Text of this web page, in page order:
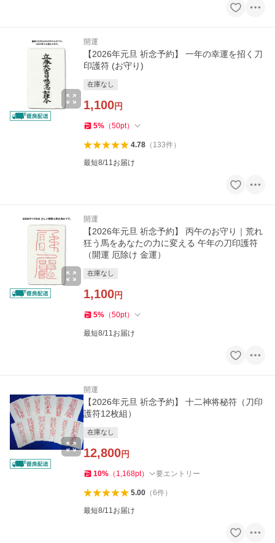
開運
【2026年元旦 祈念予約】 一年の幸運を招く刀
印護符 (お守り)
在庫なし
1,100円
5% （50pt）
4.78（ 133件）
最短8/11お届け
開運
【2026年元旦 祈念予約】 丙午のお守り｜荒れ
狂う馬をあなたの力に変える 午年の刀印護符
（開運 厄除け 金運）
在庫なし
1,100円
5% （50pt）
最短8/11お届け
開運
【2026年元旦 祈念予約】 十二神将秘符（刀印
護符12枚組）
在庫なし
12,800円
10% （ 1,168pt） 要エントリー
5.00（6件）
最短8/11お届け